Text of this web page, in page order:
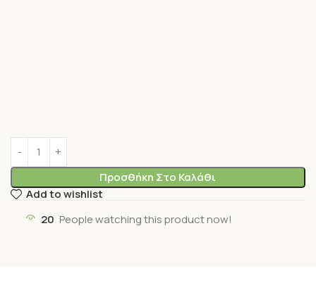
Προσθήκη Στο Καλάθι
Add to wishlist
20 People watching this product now!